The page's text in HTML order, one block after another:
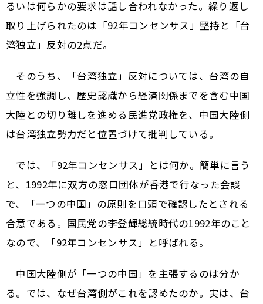
るいは何らかの要求は話し合われなかった。繰り返し
取り上げられたのは「92年コンセンサス」堅持と「台
湾独立」反対の2点だ。
そのうち、「台湾独立」反対については、台湾の自
立性を強調し、歴史認識から経済関係までを含む中国
大陸との切り離しを進める民進党政権を、中国大陸側
は台湾独立勢力だと位置づけて批判している。
では、「92年コンセンサス」とは何か。簡単に言う
と、1992年に双方の窓口団体が香港で行なった会談
で、「一つの中国」の原則を口頭で確認したとされる
合意である。国民党の李登輝総統時代の1992年のこと
なので、「92年コンセンサス」と呼ばれる。
中国大陸側が「一つの中国」を主張するのは分か
る。では、なぜ台湾側がこれを認めたのか。実は、台